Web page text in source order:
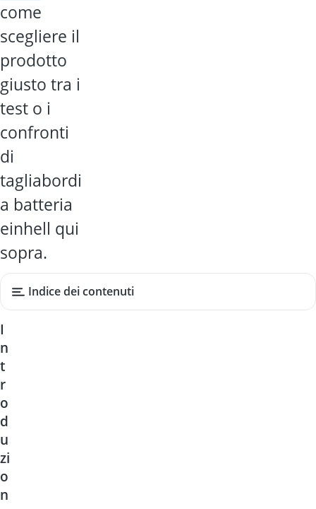
come
scegliere il
prodotto
giusto tra i
test o i
confronti
di
tagliabordi
a batteria
einhell qui
sopra.
Indice dei contenuti
I
n
t
r
o
d
u
zi
o
n